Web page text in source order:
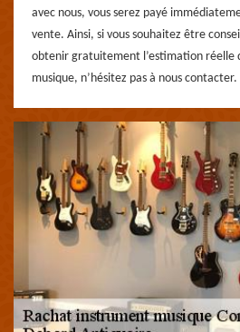
avec nous, vous serez payé
vente. Ainsi, si vous souhaitez être
obtenir gratuitement l’estimation réelle
musique, n’hésitez pas à nous contacter.